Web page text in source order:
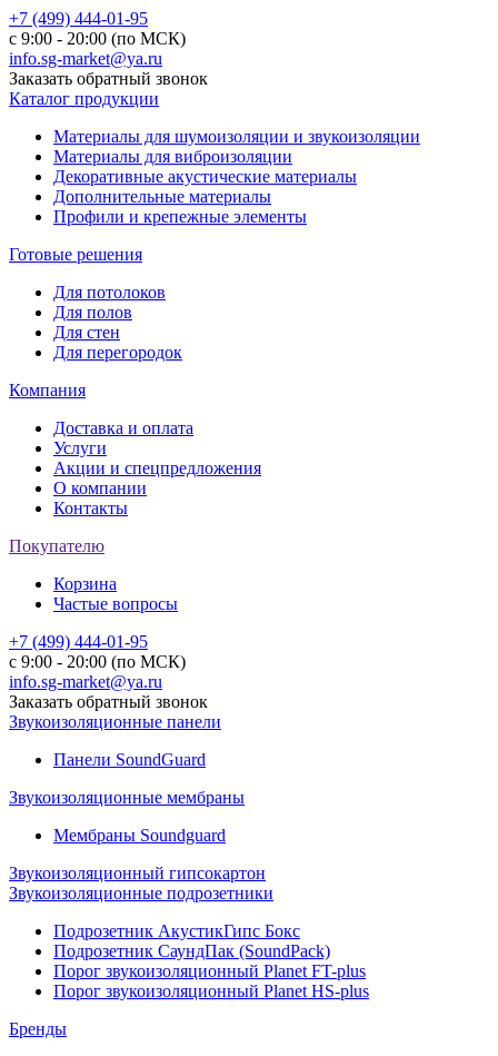
+7 (499) 444-01-95
с 9:00 - 20:00 (по МСК)
info.sg-market@ya.ru
Заказать обратный звонок
Каталог продукции
Материалы для шумоизоляции и звукоизоляции
Материалы для виброизоляции
Декоративные акустические материалы
Дополнительные материалы
Профили и крепежные элементы
Готовые решения
Для потолоков
Для полов
Для стен
Для перегородок
Компания
Доставка и оплата
Услуги
Акции и спецпредложения
О компании
Контакты
Покупателю
Корзина
Частые вопросы
+7 (499) 444-01-95
с 9:00 - 20:00 (по МСК)
info.sg-market@ya.ru
Заказать обратный звонок
Звукоизоляционные панели
Панели SoundGuard
Звукоизоляционные мембраны
Мембраны Soundguard
Звукоизоляционный гипсокартон
Звукоизоляционные подрозетники
Подрозетник АкустикГипс Бокс
Подрозетник СаундПак (SoundPack)
Порог звукоизоляционный Planet FT-plus
Порог звукоизоляционный Planet HS-plus
Бренды